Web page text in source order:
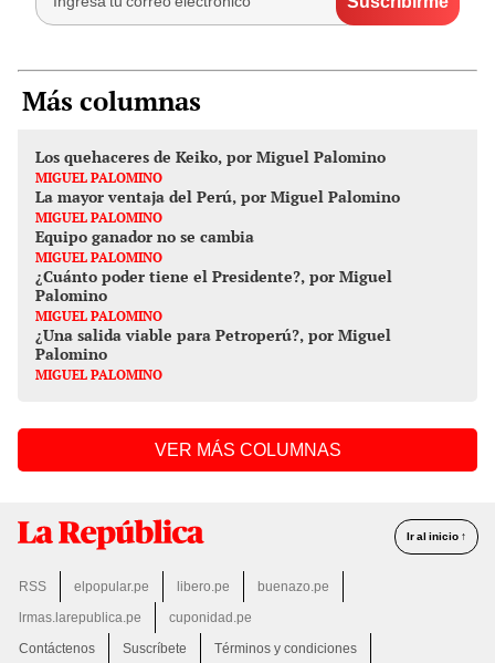
Más columnas
Los quehaceres de Keiko, por Miguel Palomino
MIGUEL PALOMINO
La mayor ventaja del Perú, por Miguel Palomino
MIGUEL PALOMINO
Equipo ganador no se cambia
MIGUEL PALOMINO
¿Cuánto poder tiene el Presidente?, por Miguel
Palomino
MIGUEL PALOMINO
¿Una salida viable para Petroperú?, por Miguel
Palomino
MIGUEL PALOMINO
VER MÁS COLUMNAS
Ir al inicio ↑
RSS elpopular.pe libero.pe
buenazo.pe
lrmas.larepublica.pe
cuponidad.pe
Contáctenos
Suscríbete Términos y condiciones